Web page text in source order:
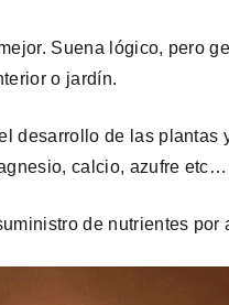
Suena lógico, pero
o jardín.
desarrollo de las plantas
calcio, azufre etc…
de nutrientes por